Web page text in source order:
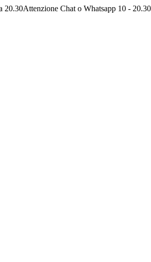
Attenzione Chat o Whatsapp 10 - 20.30